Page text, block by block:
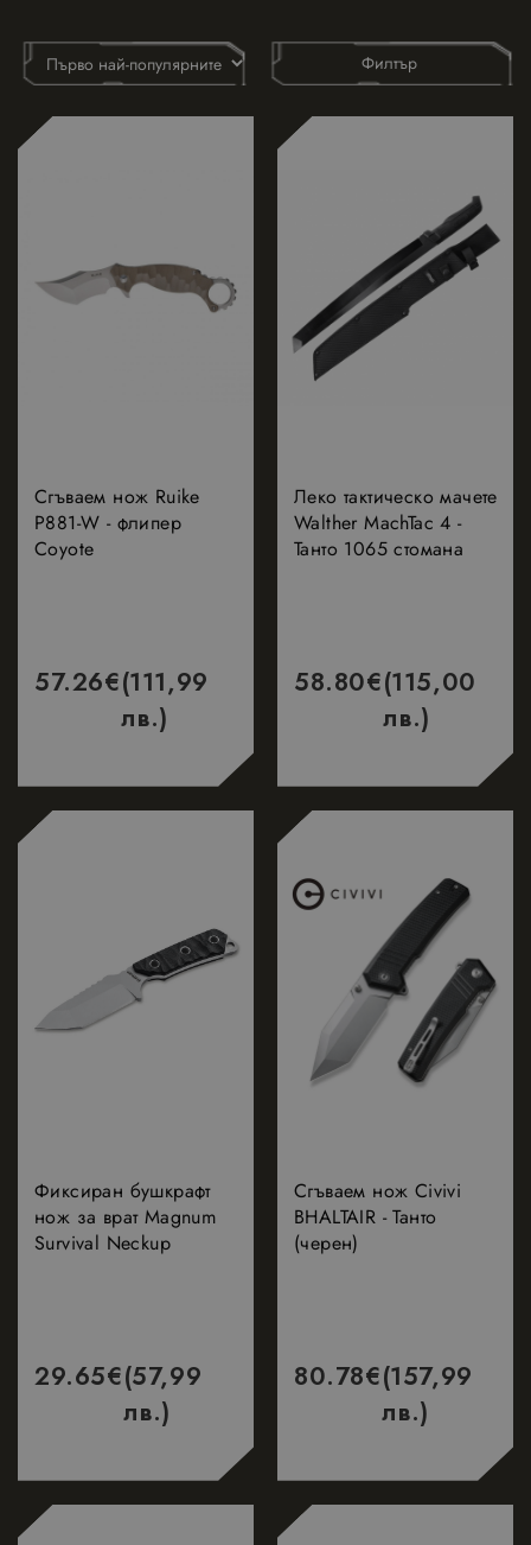
Филтър
НОВО
Сгъваем нож Ruike
P881-W - флипер
Coyote
57.26€(111,99
лв.)
Леко тактическо мачете
Walther MachTac 4 -
Танто 1065 стомана
58.80€(115,00
лв.)
НОВО
Фиксиран бушкрафт
нож за врат Magnum
Survival Neckup
29.65€(57,99
лв.)
Сгъваем нож Civivi
BHALTAIR - Танто
(черен)
80.78€(157,99
лв.)